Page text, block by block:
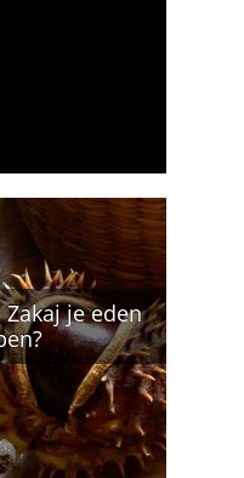
je eden